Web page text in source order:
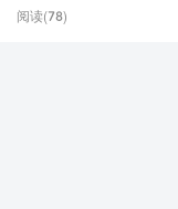
阅读(78)